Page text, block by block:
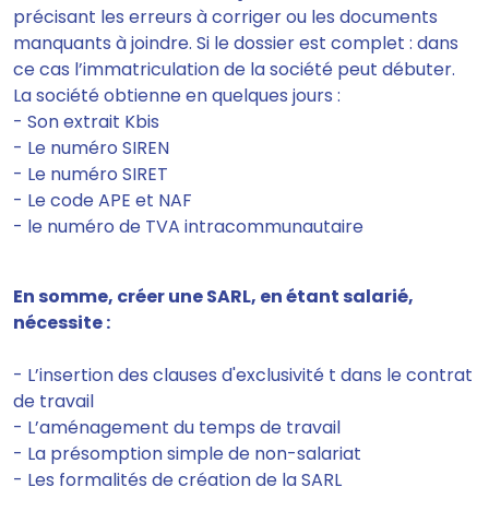
précisant les erreurs à corriger ou les documents
manquants à joindre. Si le dossier est complet : dans
ce cas l’immatriculation de la société peut débuter.
La société obtienne en quelques jours :
- Son extrait Kbis
- Le numéro SIREN
- Le numéro SIRET
- Le code APE et NAF
- le numéro de TVA intracommunautaire
En somme, créer une SARL, en étant salarié,
nécessite :
- L’insertion des clauses d'exclusivité t dans le contrat
de travail
- L’aménagement du temps de travail
- La présomption simple de non-salariat
- Les formalités de création de la SARL